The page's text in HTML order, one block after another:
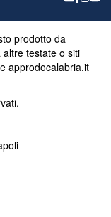
della
prodotto da
testate o siti
approdocalabria.it